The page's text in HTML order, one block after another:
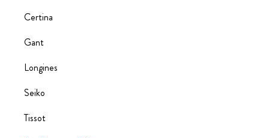
Certina
Gant
Longines
Seiko
Tissot